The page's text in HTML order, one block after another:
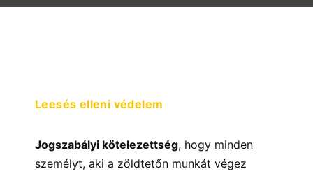
Leesés elleni védelem
Jogszabályi kötelezettség, hogy minden
személyt, aki a zöldtetőn munkát végez